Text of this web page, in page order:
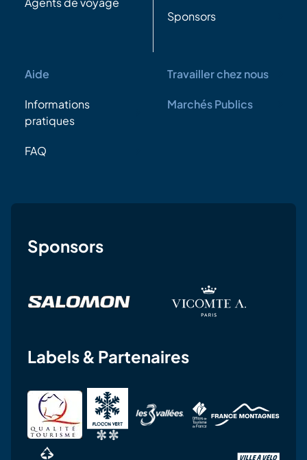
Sponsors
Aide
Informations
pratiques
FAQ
Travailler chez nous
Marchés Publics
Sponsors
Labels & Partenaires